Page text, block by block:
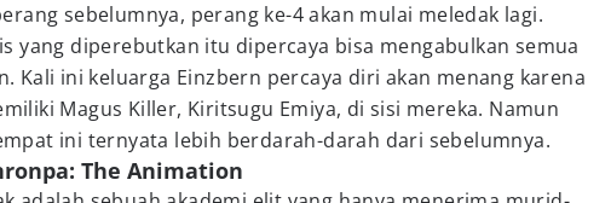
sebelumnya, perang ke-4 akan mulai meledak lagi.
yang diperebutkan itu dipercaya bisa mengabulkan semua
Kali ini keluarga Einzbern percaya diri akan menang karena
Magus Killer, Kiritsugu Emiya, di sisi mereka. Namun
ini ternyata lebih berdarah-darah dari sebelumnya.
The Animation